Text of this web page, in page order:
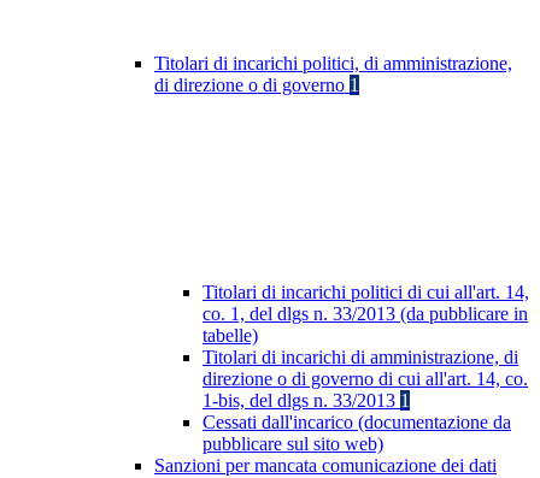
Titolari di incarichi politici, di amministrazione,
di direzione o di governo 1
Titolari di incarichi politici di cui all'art. 14,
co. 1, del dlgs n. 33/2013 (da pubblicare in
tabelle)
Titolari di incarichi di amministrazione, di
direzione o di governo di cui all'art. 14, co.
1-bis, del dlgs n. 33/2013 1
Cessati dall'incarico (documentazione da
pubblicare sul sito web)
Sanzioni per mancata comunicazione dei dati